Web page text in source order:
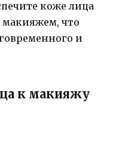
коже лица
макияжем, что
и
к макияжу